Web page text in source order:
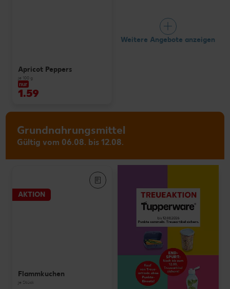
Apricot Peppers
je 100 g
nur
1.59
Weitere Angebote anzeigen
Grundnahrungsmittel
Gültig vom 06.08. bis 12.08.
AKTION
Flammkuchen
je Stück